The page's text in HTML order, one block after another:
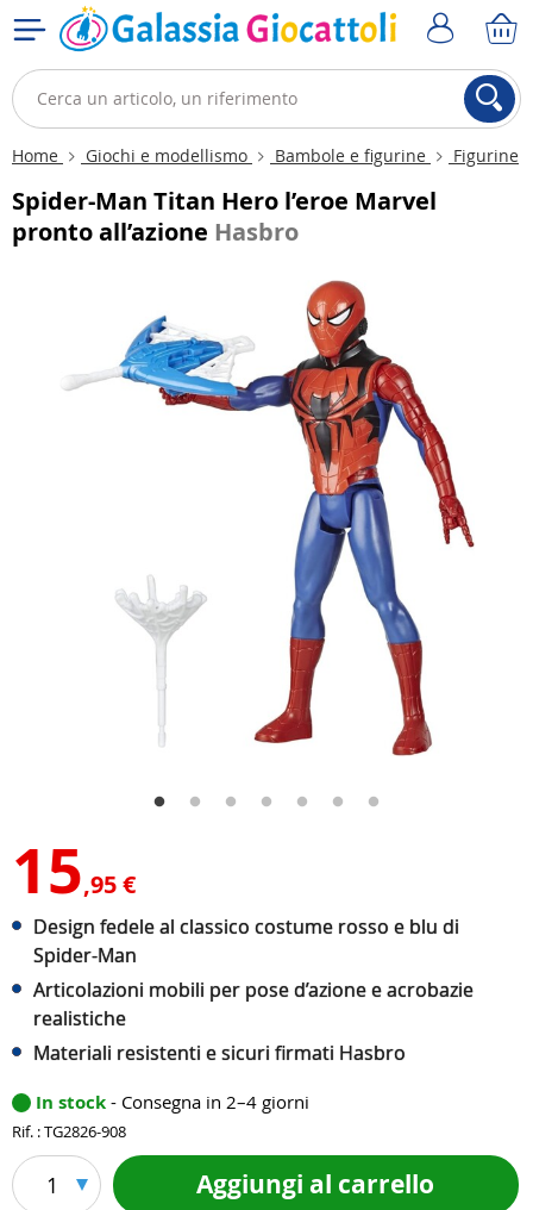
Home Giochi e modellismo Bambole e figurine Figurine
Spider-Man Titan Hero l’eroe Marvel
pronto all’azione Hasbro
15,95 €
Design fedele al classico costume rosso e blu di
Spider-Man
Articolazioni mobili per pose d’azione e acrobazie
realistiche
Materiali resistenti e sicuri firmati Hasbro
In stock - Consegna in 2–4 giorni
Rif. : TG2826-908
1 Aggiungi al carrello